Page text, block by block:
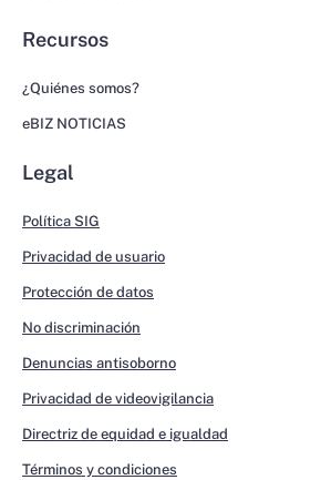
Recursos
¿Quiénes somos?
eBIZ NOTICIAS
Legal
Política SIG
Privacidad de usuario
Protección de datos
No discriminación
Denuncias antisoborno
Privacidad de videovigilancia
Directriz de equidad e igualdad
Términos y condiciones